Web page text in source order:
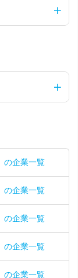
の企業一覧
の企業一覧
の企業一覧
の企業一覧
の企業一覧